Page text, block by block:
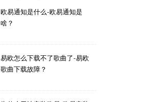
欧易通知是什么-欧易通知是
啥？
易欧怎么下载不了歌曲了-易欧
歌曲下载故障？